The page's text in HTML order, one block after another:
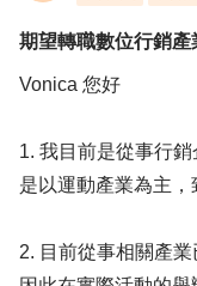
期望轉職數位行銷產
Vonica 您好
1. 我目前是從事行
是以運動產業為主，
2. 目前從事相關產